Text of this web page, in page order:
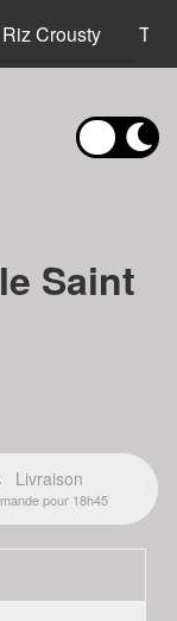
Riz Crousty Tex
Saint
Livraison
pour 18h45